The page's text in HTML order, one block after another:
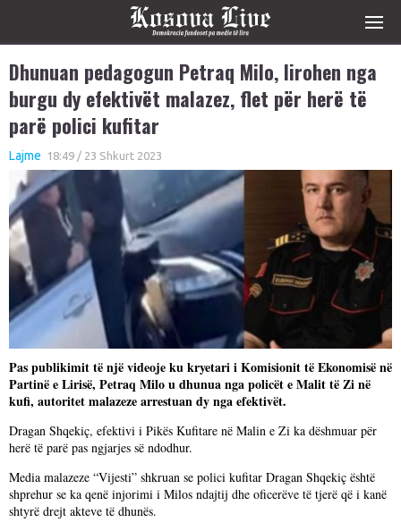
Dhunuan pedagogun Petraq Milo, lirohen nga
burgu dy efektivët malazez, flet për herë të
parë polici kufitar
Lajme 18:49 / 23 Shkurt 2023
Pas publikimit të një videoje ku kryetari i Komisionit të Ekonomisë në
Partinë e Lirisë, Petraq Milo u dhunua nga policët e Malit të Zi në
kufi, autoritet malazeze arrestuan dy nga efektivët.
Dragan Shqekiç, efektivi i Pikës Kufitare në Malin e Zi ka dëshmuar për
herë të parë pas ngjarjes së ndodhur.
Media malazeze “Vijesti” shkruan se polici kufitar Dragan Shqekiç është
shprehur se ka qenë injorimi i Milos ndajtij dhe oficerëve të tjerë që i kanë
shtyrë drejt akteve të dhunës.